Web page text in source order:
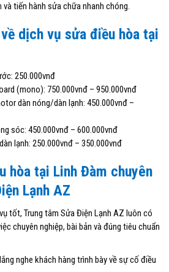
tiến hành sửa chữa nhanh chóng.
dịch vụ sửa điều hòa tại
250.000vnđ
(mono): 750.000vnđ – 950.000vnđ
dàn nóng/dàn lạnh: 450.000vnđ –
sóc: 450.000vnđ – 600.000vnđ
lạnh: 250.000vnđ – 350.000vnđ
hòa tại Linh Đàm chuyên
Lạnh AZ
tốt, Trung tâm Sửa Điện Lạnh AZ luôn có
chuyên nghiệp, bài bản và đúng tiêu chuẩn
nghe khách hàng trình bày về sự cố điều